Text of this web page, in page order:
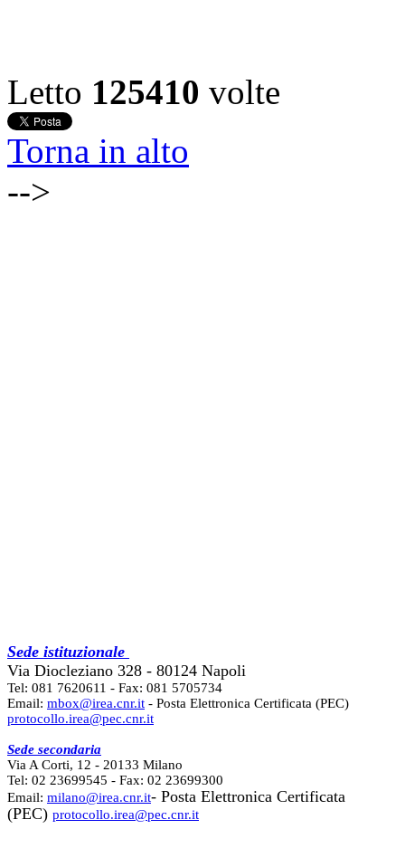
Letto 125410 volte
Torna in alto
-->
Sede istituzionale
Via Diocleziano 328 - 80124 Napoli
Tel: 081 7620611 - Fax: 081 5705734
Email: mbox@irea.cnr.it - Posta Elettronica Certificata (PEC)
protocollo.irea@pec.cnr.it
Sede secondaria
Via A Corti, 12 - 20133 Milano
Tel: 02 23699545 - Fax: 02 23699300
Email: milano@irea.cnr.it- Posta Elettronica Certificata
(PEC) protocollo.irea@pec.cnr.it